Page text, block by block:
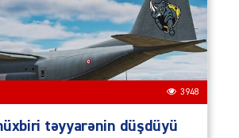
3948
təyyarənin düşdüyü